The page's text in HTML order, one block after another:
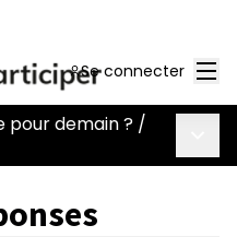
Se connecter
pour demain ? /